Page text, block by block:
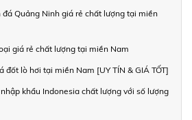
Quảng Ninh giá rẻ chất lượng tại miền
giá rẻ chất lượng tại miền Nam
đốt lò hơi tại miền Nam [UY TÍN & GIÁ TỐT]
khẩu Indonesia chất lượng với số lượng